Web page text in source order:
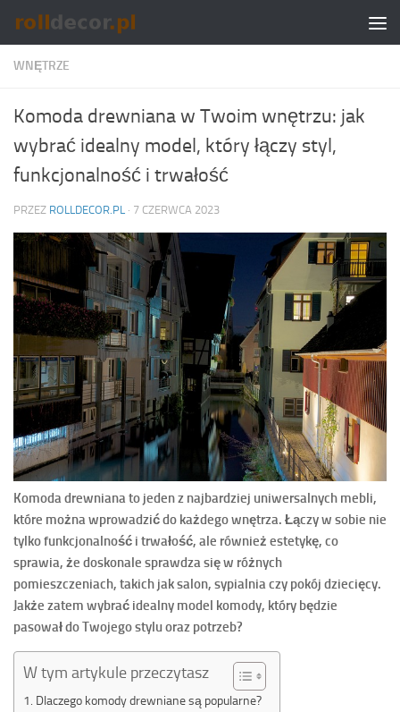
Skip to content
WNĘTRZE
Komoda drewniana w Twoim wnętrzu: jak
wybrać idealny model, który łączy styl,
funkcjonalność i trwałość
PRZEZ ROLLDECOR.PL · 7 CZERWCA 2023
Komoda drewniana to jeden z najbardziej uniwersalnych mebli,
które można wprowadzić do każdego wnętrza. Łączy w sobie nie
tylko funkcjonalność i trwałość, ale również estetykę, co
sprawia, że doskonale sprawdza się w różnych
pomieszczeniach, takich jak salon, sypialnia czy pokój dziecięcy.
Jakże zatem wybrać idealny model komody, który będzie
pasował do Twojego stylu oraz potrzeb?
W tym artykule przeczytasz
Dlaczego komody drewniane są popularne?